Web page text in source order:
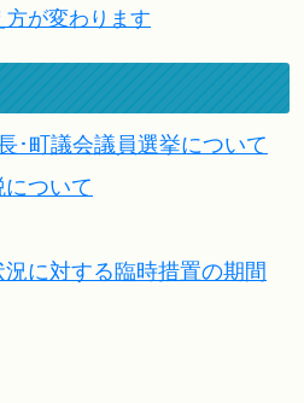
が変わります
･町議会議員選挙について
ついて
に対する臨時措置の期間